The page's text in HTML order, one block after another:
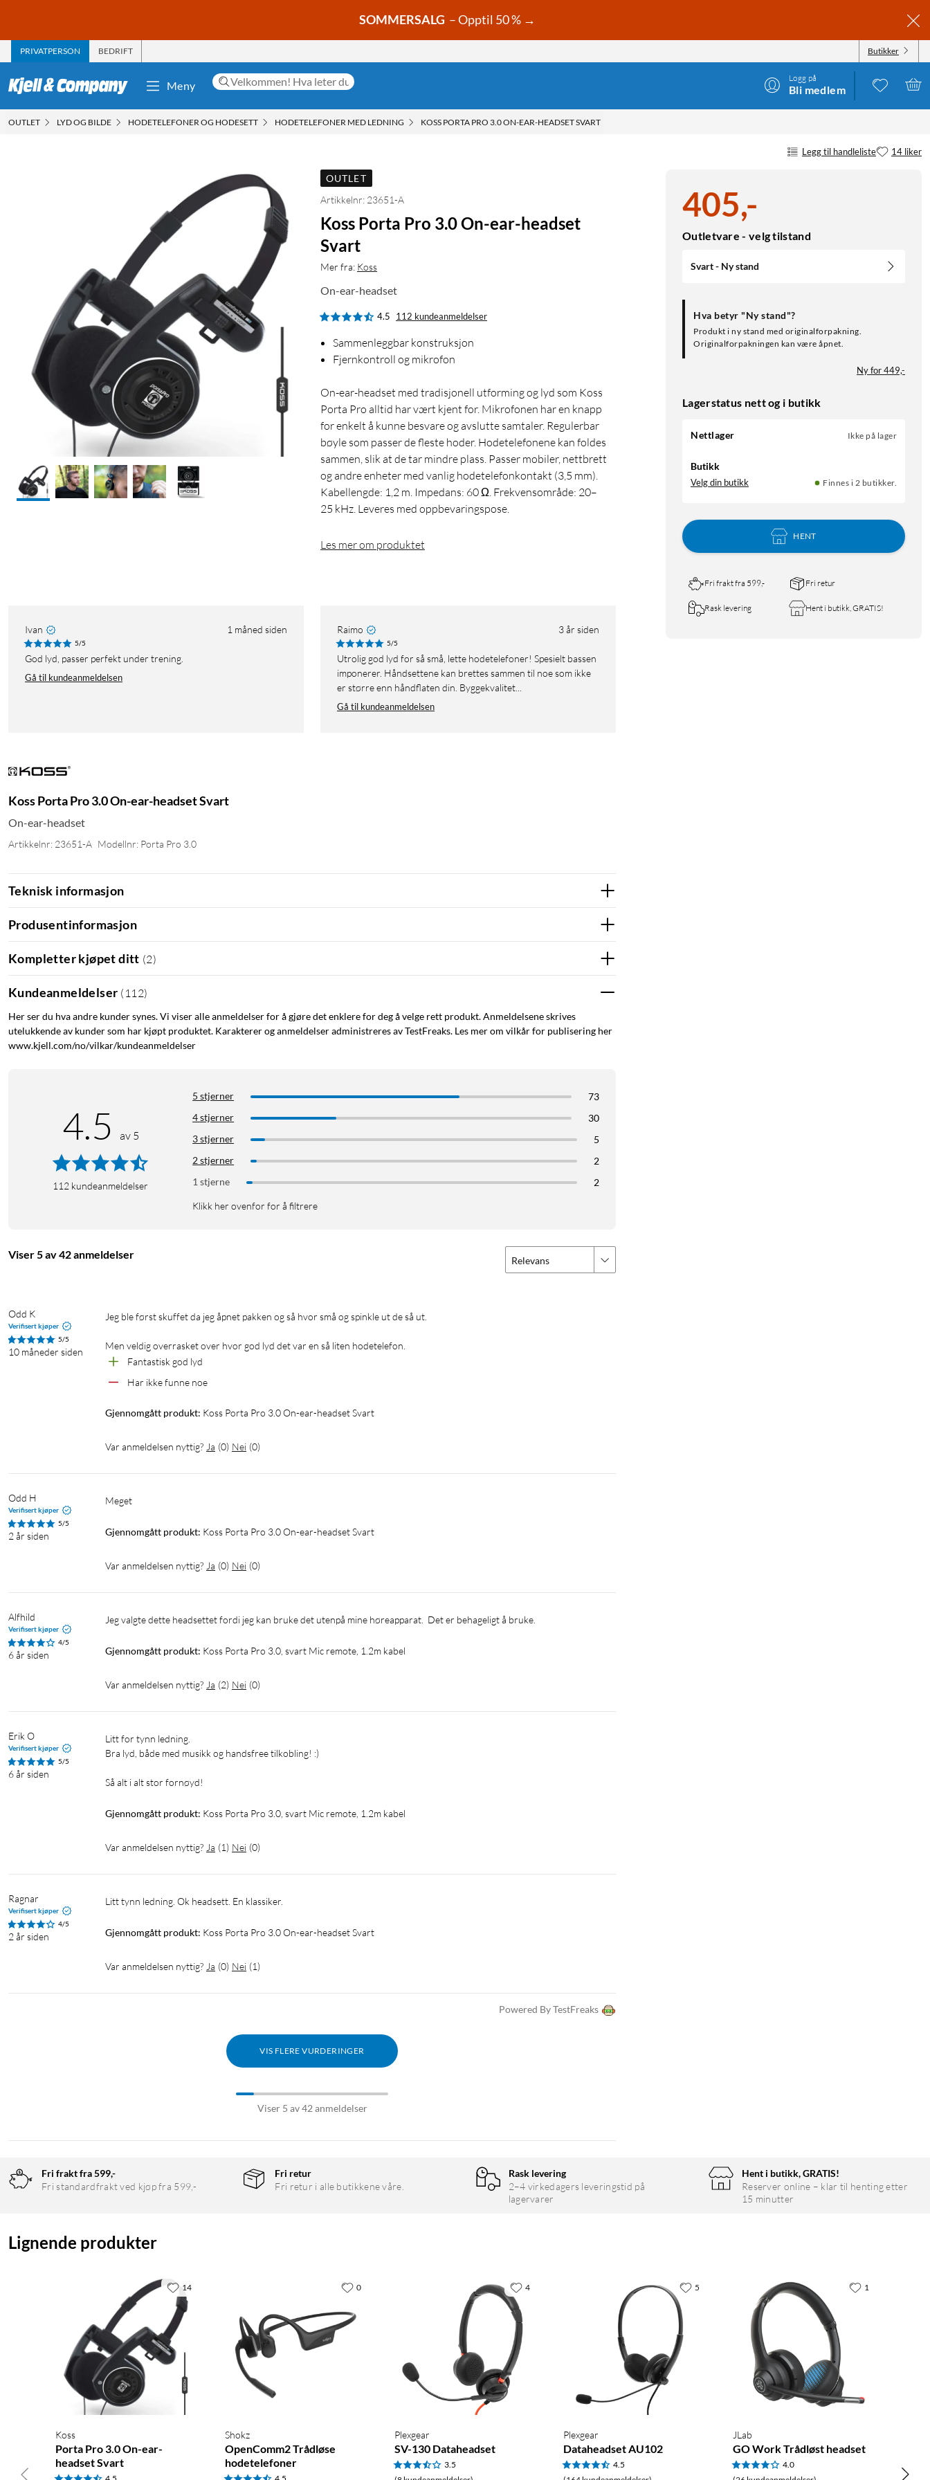
SOMMERSALG – Opptil 50 % →
PRIVATPERSON BEDRIFT Butikker
Meny
Logg på
Bli medlem
OUTLET LYD OG BILDE HODETELEFONER OG HODESETT HODETELEFONER MED LEDNING KOSS PORTA PRO 3.0 ON-EAR-HEADSET SVART
Legg til handleliste 14 liker
405,-
Outletvare - velg tilstand
Svart - Ny stand
Hva betyr "Ny stand"?
Produkt i ny stand med originalforpakning.
Originalforpakningen kan være åpnet.
Ny for 449,-
Lagerstatus nett og i butikk
Nettlager Ikke på lager
Butikk
Velg din butikk Finnes i 2 butikker.
HENT
Fri frakt fra 599,- Fri retur
Rask levering Hent i butikk, GRATIS!
OUTLET
Artikkelnr: 23651-A
Koss Porta Pro 3.0 On-ear-headset
Svart
Mer fra: Koss
On-ear-headset
4.5 112 kundeanmeldelser
Sammenleggbar konstruksjon
Fjernkontroll og mikrofon
On-ear-headset med tradisjonell utforming og lyd som Koss
Porta Pro alltid har vært kjent for. Mikrofonen har en knapp
for enkelt å kunne besvare og avslutte samtaler. Regulerbar
bøyle som passer de fleste hoder. Hodetelefonene kan foldes
sammen, slik at de tar mindre plass. Passer mobiler, nettbrett
og andre enheter med vanlig hodetelefonkontakt (3,5 mm).
Kabellengde: 1,2 m. Impedans: 60 Ω. Frekvensområde: 20–
25 kHz. Leveres med oppbevaringspose.
Les mer om produktet
Ivan 1 måned siden
5/5
God lyd, passer perfekt under trening.
Gå til kundeanmeldelsen
Raimo 3 år siden
5/5
Utrolig god lyd for så små, lette hodetelefoner! Spesielt bassen
imponerer. Håndsettene kan brettes sammen til noe som ikke
er større enn håndflaten din. Byggekvalitet...
Gå til kundeanmeldelsen
Koss Porta Pro 3.0 On-ear-headset Svart
On-ear-headset
Artikkelnr: 23651-A Modellnr: Porta Pro 3.0
Teknisk informasjon
Produsentinformasjon
Kompletter kjøpet ditt (2)
Kundeanmeldelser ( 112)
Her ser du hva andre kunder synes. Vi viser alle anmeldelser for å gjøre det enklere for deg å velge rett produkt. Anmeldelsene skrives
utelukkende av kunder som har kjøpt produktet. Karakterer og anmeldelser administreres av TestFreaks. Les mer om vilkår for publisering her
www.kjell.com/no/vilkar/kundeanmeldelser
4.5 av 5
112 kundeanmeldelser
5 stjerner
73
4 stjerner
30
3 stjerner
5
2 stjerner
2
1 stjerne
2
Klikk her ovenfor for å filtrere
Viser 5 av 42 anmeldelser Relevans
Odd K
Verifisert kjøper
5/5
10 måneder siden
Jeg ble først skuffet da jeg åpnet pakken og så hvor små og spinkle ut de så ut.
Men veldig overrasket over hvor god lyd det var en så liten hodetelefon.
Fantastisk god lyd
Har ikke funne noe
Gjennomgått produkt: Koss Porta Pro 3.0 On-ear-headset Svart
Var anmeldelsen nyttig? Ja (0) Nei (0)
Odd H
Verifisert kjøper
5/5
2 år siden Gjennomgått produkt: Koss Porta Pro 3.0 On-ear-headset Svart
Var anmeldelsen nyttig? Ja (0) Nei (0)
Alfhild
Verifisert kjøper
4/5
6 år siden
Jeg valgte dette headsettet fordi jeg kan bruke det utenpå mine høreapparat.  Det er behageligt å bruke.
Gjennomgått produkt: Koss Porta Pro 3.0, svart Mic remote, 1.2m kabel
Var anmeldelsen nyttig? Ja (2) Nei (0)
Erik O
Verifisert kjøper
5/5
6 år siden
Litt for tynn ledning.
Bra lyd, både med musikk og handsfree tilkobling! :)
Så alt i alt stor fornøyd!
Gjennomgått produkt: Koss Porta Pro 3.0, svart Mic remote, 1.2m kabel
Var anmeldelsen nyttig? Ja (1) Nei (0)
Ragnar
Verifisert kjøper
4/5
2 år siden
Litt tynn ledning. Ok headsett. En klassiker.
Gjennomgått produkt: Koss Porta Pro 3.0 On-ear-headset Svart
Var anmeldelsen nyttig? Ja (0) Nei (1)
Powered By TestFreaks
VIS FLERE VURDERINGER
Viser 5 av 42 anmeldelser
Fri frakt fra 599,-
Fri standardfrakt ved kjøp fra 599,-
Fri retur
Fri retur i alle butikkene våre.
Rask levering
2–4 virkedagers leveringstid på
lagervarer
Hent i butikk, GRATIS!
Reserver online – klar til henting etter
15 minutter
Lignende produkter
Koss
Porta Pro 3.0 On-ear-
headset Svart
14
Shokz
OpenComm2 Trådløse
hodetelefoner
0
Plexgear
SV-130 Dataheadset
3.5
4
Plexgear
Dataheadset AU102
4.5
5
JLab
GO Work Trådløst headset
4.0
1